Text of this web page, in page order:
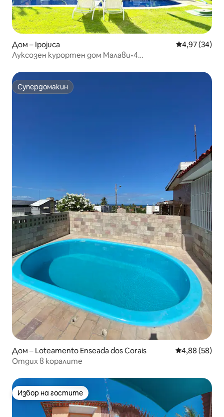
Дом – Ipojuca Средна
4,97 (34)
Луксозен курортен дом Малави•4
Супердомакин
Супердомакин
Дом – Loteamento Enseada dos Corais Средна
4,88 (58)
Отдих в коралите
Избор на гостите
Избор на гостите